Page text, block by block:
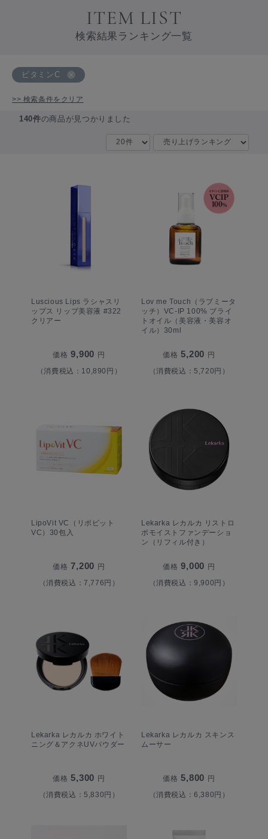
ITEM LIST
検索結果ランキング一覧
ビタミンC
>> 検索条件をクリア
140件の商品が見つかりました
Luscious Lips ラシャスリ
ップス リップ美容液 #322
クリアー
価格 9,900 円
（消費税込：10,890円）
Lov me Touch（ラブミータ
ッチ）VC-IP 100% ブライ
トオイル（美容液・美容オ
イル）30ml
価格 5,200 円
（消費税込：5,720円）
LipoVit VC（リポビット
VC）30包入
価格 7,200 円
（消費税込：7,776円）
Lekarka レカルカ リストロ
ボモイストファンデーショ
ン（リフィル付き）
価格 9,000 円
（消費税込：9,900円）
Lekarka レカルカ ホワイト
ニング＆アクネUVパウダー
価格 5,300 円
（消費税込：5,830円）
Lekarka レカルカ スキンス
ムーサー
価格 5,800 円
（消費税込：6,380円）